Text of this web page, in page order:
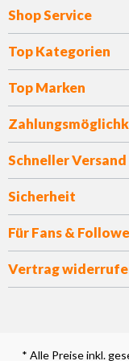
Shop Service
Top Kategorien
Top Marken
Schneller Versand
Sicherheit
Für Fans &
Vertrag
* Alle Preise inkl.